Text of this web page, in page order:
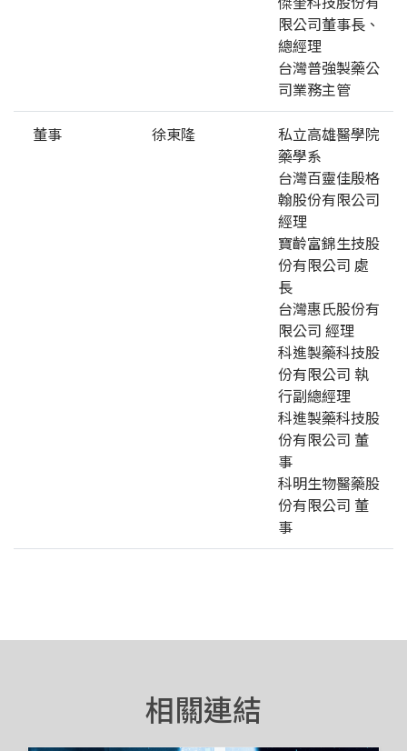
限公司董事長、
總經理
台灣普強製藥公
司業務主管
董事 徐東隆
私立高雄醫學院
藥學系
台灣百靈佳殷格
翰股份有限公司
經理
寶齡富錦生技股
份有限公司 處
長
台灣惠氏股份有
限公司 經理
科進製藥科技股
份有限公司 執
行副總經理
科進製藥科技股
份有限公司 董
事
科明生物醫藥股
份有限公司 董
事
相關連結